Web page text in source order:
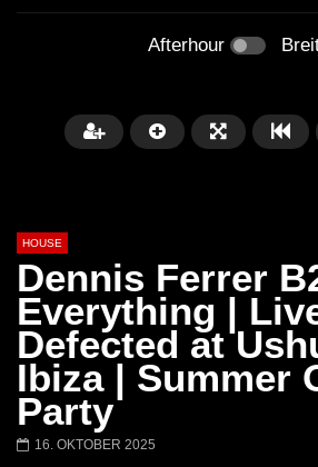
Afterhour
00:20:23
Honey Dijon- Escenario Villa
Maravilla @ Tecate Pal Norte
2023 Monterrey NL 3 31 23
HOUSE
Dennis Ferrer
Everything |
Defected at
Ibiza | Summer
Party
16. OKTOBER 2025